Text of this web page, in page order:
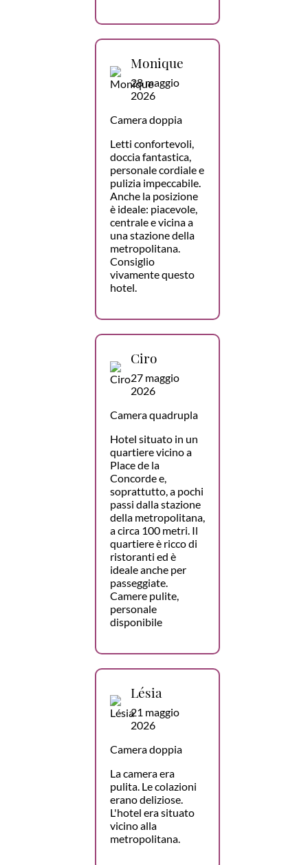
Monique
28 maggio
2026
Camera doppia
Letti confortevoli,
doccia fantastica,
personale cordiale e
pulizia impeccabile.
Anche la posizione
è ideale: piacevole,
centrale e vicina a
una stazione della
metropolitana.
Consiglio
vivamente questo
hotel.
Ciro
27 maggio
2026
Camera quadrupla
Hotel situato in un
quartiere vicino a
Place de la
Concorde e,
soprattutto, a pochi
passi dalla stazione
della metropolitana,
a circa 100 metri. Il
quartiere è ricco di
ristoranti ed è
ideale anche per
passeggiate.
Camere pulite,
personale
disponibile
Lésia
21 maggio
2026
Camera doppia
La camera era
pulita. Le colazioni
erano deliziose.
L'hotel era situato
vicino alla
metropolitana.